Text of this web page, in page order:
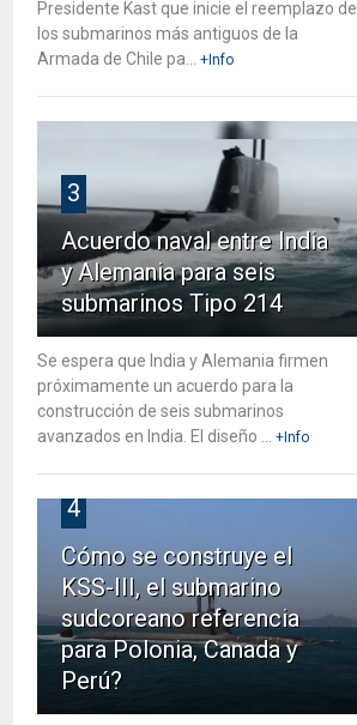
Presidente Kast que inicie el reemplazo de
los submarinos más antiguos de la
Armada de Chile pa...
+Info
3
Acuerdo naval entre India
y Alemania para seis
submarinos Tipo 214
Se espera que India y Alemania firmen
próximamente un acuerdo para la
construcción de seis submarinos
avanzados en India. El diseño ...
+Info
4
Cómo se construye el
KSS-III, el submarino
sudcoreano referencia
para Polonia, Canada y
Perú?